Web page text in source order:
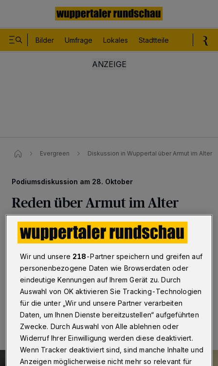
Bilder Umfrage Lokales Stadtteile
Evergreen Diskussion in Wuppertal über Armut im Alter
Podiumsdiskussion am 28. Oktober
Reden über Armut im Alter
Auch im Alter ein erfülltes, selbständiges Leben in der
Gemeinschaft führen, kurze Wege zu allen wichtigen
Einrichtungen haben, abwechslungsreiche kulturelle
Angebote nutzen können: Das wünschen sich viele
Menschen für diesen Lebensabschnitt.
21.10.2019 , 14:04 Uhr Eine Minute Lesezeit
Wir und unsere 218-Partner speichern und greifen auf
personenbezogene Daten wie Browserdaten oder
eindeutige Kennungen auf Ihrem Gerät zu. Durch
Auswahl von OK aktivieren Sie Tracking-Technologien
für die unter „Wir und unsere Partner verarbeiten
Daten, um Ihnen Dienste bereitzustellen“ aufgeführten
Zwecke. Durch Auswahl von Alle ablehnen oder
Widerruf Ihrer Einwilligung werden diese deaktiviert.
Wenn Tracker deaktiviert sind, sind manche Inhalte und
Anzeigen möglicherweise nicht mehr so relevant für